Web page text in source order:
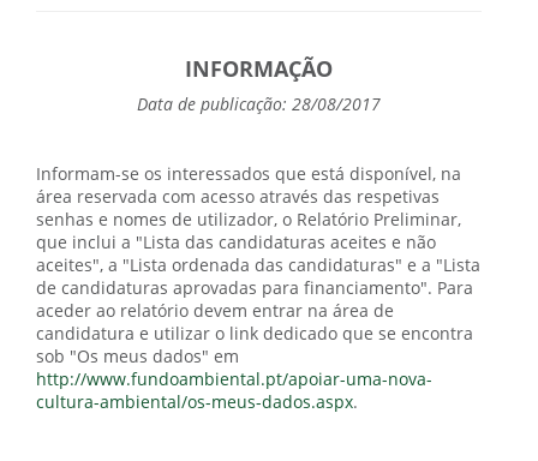
INFORMAÇÃO
Data de publicação: 28/08/2017
Informam-se os interessados que está disponível, na
área reservada com acesso através das respetivas
senhas e nomes de utilizador, o Relatório Preliminar,
que inclui a "Lista das candidaturas aceites e não
aceites", a "Lista ordenada das candidaturas" e a "Lista
de candidaturas aprovadas para financiamento". Para
aceder ao relatório devem entrar na área de
candidatura e utilizar o link dedicado que se encontra
sob "Os meus dados" em
http://www.fundoambiental.pt/apoiar-uma-nova-
cultura-ambiental/os-meus-dados.aspx.